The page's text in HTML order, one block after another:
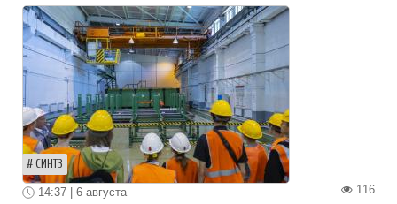
СИНТЗ
116
14:37 | 6 августа